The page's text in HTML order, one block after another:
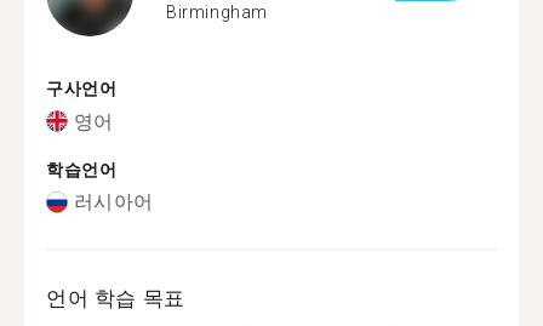
Birmingham
구사언어
영어
학습언어
러시아어
언어 학습 목표